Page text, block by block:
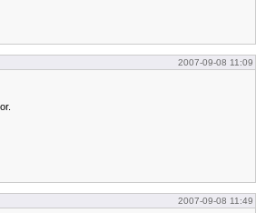
2007-09-08 11:09
2007-09-08 11:49